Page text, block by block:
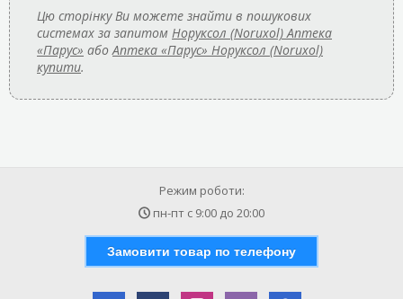
Цю сторінку Ви можете знайти в пошукових
системах за запитом Норуксол (Noruxol) Аптека
«Парус» абоАптека «Парус» Норуксол (Noruxol)
купити.
Режим роботи:
пн-пт с 9:00 до 20:00
Замовити товар по телефону